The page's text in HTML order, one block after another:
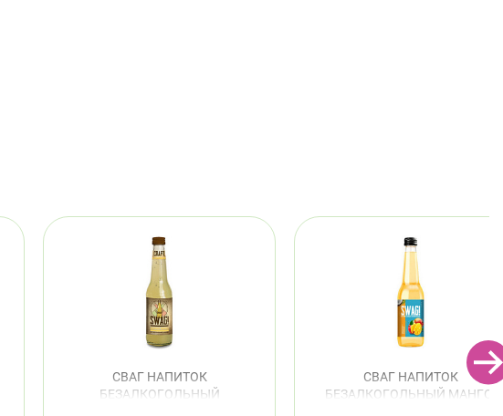
СВАГ НАПИТОК
БЕЗАЛКОГОЛЬНЫЙ
СВАГ НАПИТОК
БЕЗАЛКОГОЛЬНЫЙ МАНГО-